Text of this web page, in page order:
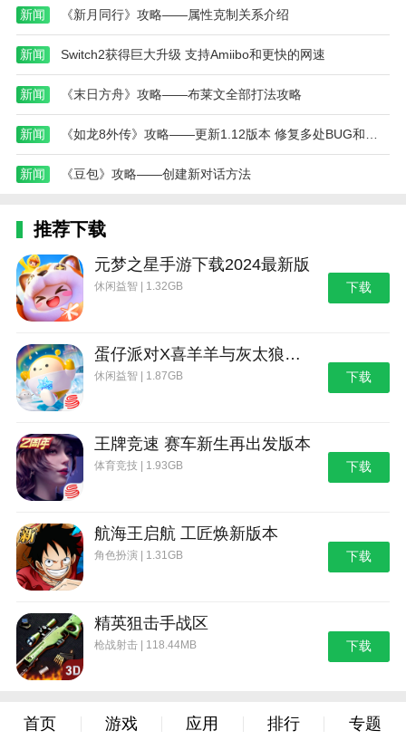
最新版本：v4.5 更新时间：2025-02-09
更新：产品更新
新闻 《新月同行》攻略——属性克制关系介绍
新闻 Switch2获得巨大升级 支持Amiibo和更快的网速
新闻 《末日方舟》攻略——布莱文全部打法攻略
新闻
新闻 《豆包》攻略——创建新对话方法
推荐下载
元梦之星手游下载2024最新版
休闲益智 | 1.32GB 下载
蛋仔派对X喜羊羊与灰太狼联动第二弹版本
休闲益智 | 1.87GB 下载
王牌竞速 赛车新生再出发版本
体育竞技 | 1.93GB 下载
航海王启航 工匠焕新版本
角色扮演 | 1.31GB 下载
精英狙击手战区
枪战射击 | 118.44MB 下载
首页 游戏 应用 排行 专题